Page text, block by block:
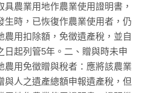
具農業用地作農業使用證明書，
生時，已恢復作農業使用者，仍
農用扣除額，免徵遺產稅，並自
日起列管5年。二、贈與時未申
農用免徵贈與稅者：應將該農業
與人之遺產總額申報遺產稅，但